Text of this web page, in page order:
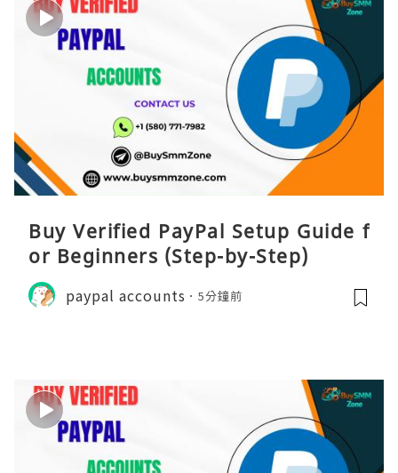
Buy Verified PayPal Setup Guide f
or Beginners (Step-by-Step)
paypal accounts 5分鐘前